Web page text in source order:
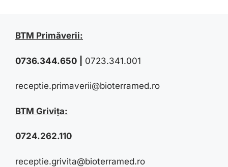
BTM Primăverii:
0736.344.650 0723.341.001
receptie.primaverii@bioterramed.ro
BTM Grivița:
0724.262.110
receptie.grivita@bioterramed.ro